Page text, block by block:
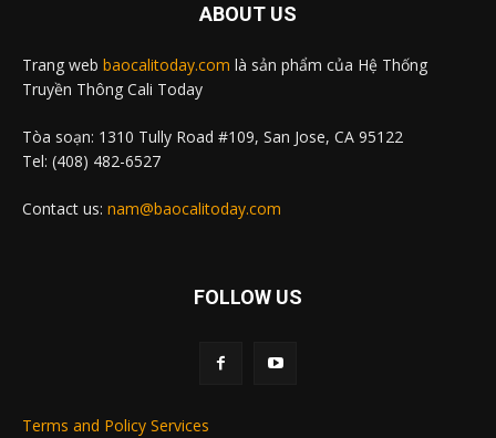
ABOUT US
Trang web baocalitoday.com là sản phẩm của Hệ Thống
Truyền Thông Cali Today
Tòa soạn: 1310 Tully Road #109, San Jose, CA 95122
Tel: (408) 482-6527
Contact us: nam@baocalitoday.com
FOLLOW US
Terms and Policy Services